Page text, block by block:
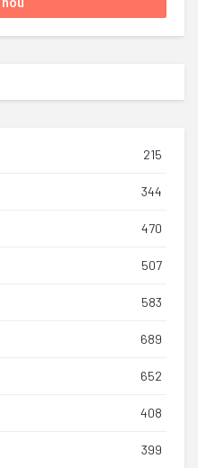
215
344
470
507
583
689
652
408
399